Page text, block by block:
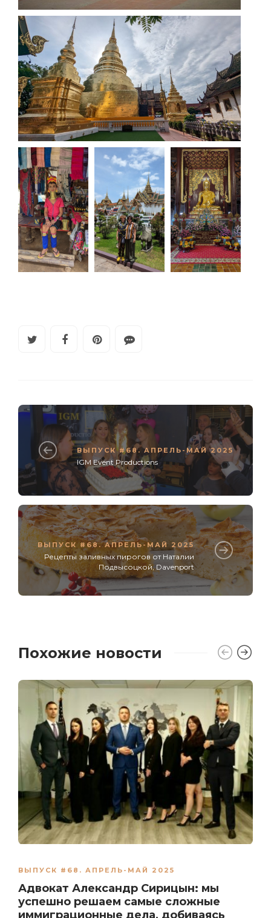
ВЫПУСК #68. АПРЕЛЬ-МАЙ 2025
IGM Event Productions
ВЫПУСК #68. АПРЕЛЬ-МАЙ 2025
Рецепты заливных пирогов от Наталии
Подвысоцкой, Davenport
Похожие новости
ВЫПУСК #68. АПРЕЛЬ-МАЙ 2025
Адвокат Александр Сирицын: мы
успешно решаем самые сложные
иммиграционные дела, добиваясь